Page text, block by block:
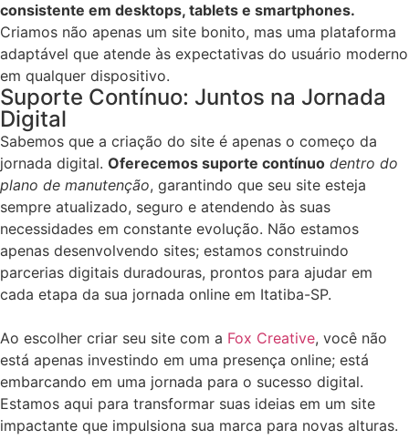
consistente em desktops, tablets e smartphones.
Criamos não apenas um site bonito, mas uma plataforma
adaptável que atende às expectativas do usuário moderno
em qualquer dispositivo.
Suporte Contínuo: Juntos na Jornada
Digital
Sabemos que a criação do site é apenas o começo da
jornada digital. Oferecemos suporte contínuo dentro do
plano de manutenção, garantindo que seu site esteja
sempre atualizado, seguro e atendendo às suas
necessidades em constante evolução. Não estamos
apenas desenvolvendo sites; estamos construindo
parcerias digitais duradouras, prontos para ajudar em
cada etapa da sua jornada online em Itatiba-SP.
Ao escolher criar seu site com a Fox Creative, você não
está apenas investindo em uma presença online; está
embarcando em uma jornada para o sucesso digital.
Estamos aqui para transformar suas ideias em um site
impactante que impulsiona sua marca para novas alturas.